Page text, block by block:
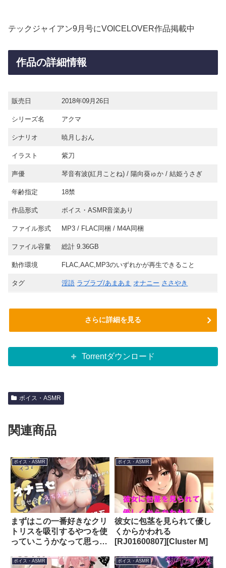
テックジャイアン9月号にVOICELOVER作品掲載中
作品の詳細情報
販売日 2018年09月26日
シリーズ名 アクマ
シナリオ 暁月しおん
イラスト 紫刀
声優 琴音有波(紅月ことね) / 陽向葵ゅか / 結姫うさぎ
年齢指定 18禁
作品形式 ボイス・ASMR音楽あり
ファイル形式 MP3 / FLAC同梱 / M4A同梱
ファイル容量 総計 9.36GB
動作環境 FLAC,AAC,MP3のいずれかが再生できること
タグ 淫語 ラブラブ/あまあま オナニー ささやき
さらに詳細を見る
Torrentダウンロード
ボイス・ASMR
関連商品
ボイス・ASMR
まずはこの一番好きなクリ
トリスを吸引するやつを使
っていこうかなって思って
ー〜オナミセ〜』
ボイス・ASMR
彼女に包茎を見られて優し
くからかわれる
[RJ01600807][Cluster M]
ボイス・ASMR ボイス・ASMR